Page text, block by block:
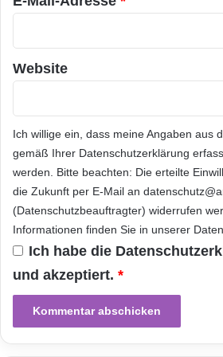
Gemeinsam zum Ziel mit
Rosetta World
Studio machen. Hier warten
Coaches, die allesamt
auf ihren Einsatz. In 50-
feilen sie gemeinsam mit den
Aussprache und
andere Nutzer treffen und
austauschen will, ist in der
Community Rosetta World
Website
Ich willige ein, dass meine Angaben aus
gemäß Ihrer Datenschutzerklärung
werden. Bitte beachten: Die erteilte
die Zukunft per E-Mail an
(Datenschutzbeauftragter) widerrufen
Informationen finden Sie in unserer
Ich habe die
und akzeptiert. *